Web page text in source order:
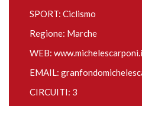
SPORT: Ciclismo
Regione: Marche
WEB:
EMAIL:
CIRCUITI: 3